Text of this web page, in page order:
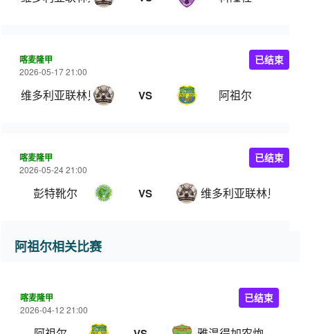
喀麦隆甲
2026-05-17 21:00
维多利亚联林贝 VS 阿祖尔
已结束
喀麦隆甲
2026-05-24 21:00
彭特靴尔 VS 维多利亚联林贝
已结束
阿祖尔相关比赛
喀麦隆甲
2026-04-12 21:00
已结束